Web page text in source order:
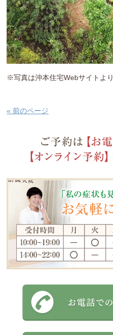
※写真は沖本住宅Webサイトより
« 前のページ